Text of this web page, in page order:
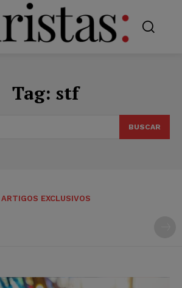
Tag: stf
BUSCAR
ARTIGOS EXCLUSIVOS